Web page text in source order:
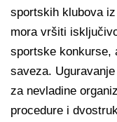
sportskih klubova
mora vršiti
sportske konkurse,
saveza.
za nevladine
procedure i